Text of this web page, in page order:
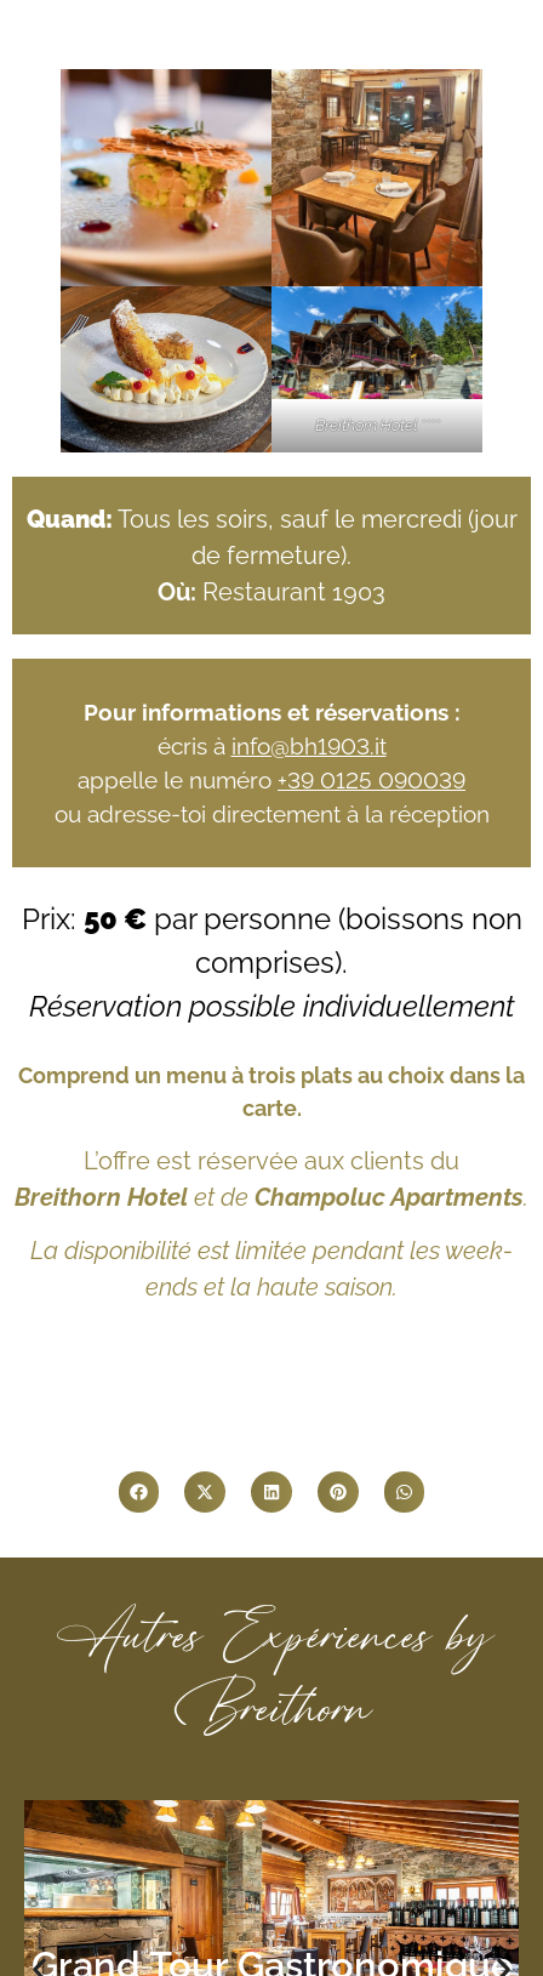
Breithorn Hotel ****
Quand: Tous les soirs, sauf le mercredi (jour
de fermeture).
Où: Restaurant 1903
Pour informations et réservations :
écris à info@bh1903.it
appelle le numéro +39 0125 090039
ou adresse-toi directement à la réception
Prix: 50 €par personne (boissons non
comprises).
Réservation possible individuellement
Comprend un menu à trois plats au choix dans la
carte.
L’offre est réservée aux clients du
Breithorn Hotel et de Champoluc Apartments.
La disponibilité est limitée pendant les week-
ends et la haute saison.
Autres Expériences by
Breithorn
Grand Tour Gastronomique
par personne , boissons non comprises.
Pour en savoir plus